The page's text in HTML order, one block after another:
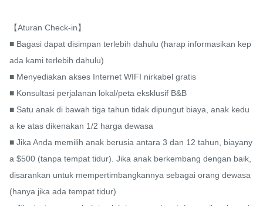
【Aturan Check-in】
■ Bagasi dapat disimpan terlebih dahulu (harap informasikan kep
ada kami terlebih dahulu)
■ Menyediakan akses Internet WIFI nirkabel gratis
■ Konsultasi perjalanan lokal/peta eksklusif B&B
■ Satu anak di bawah tiga tahun tidak dipungut biaya, anak kedu
a ke atas dikenakan 1/2 harga dewasa
■ Jika Anda memilih anak berusia antara 3 dan 12 tahun, biayany
a $500 (tanpa tempat tidur). Jika anak berkembang dengan baik,
disarankan untuk mempertimbangkannya sebagai orang dewasa
(hanya jika ada tempat tidur)